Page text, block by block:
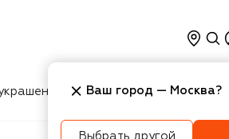
Косметика Интерьер
Ваш город — Москва?
Выбрать другой